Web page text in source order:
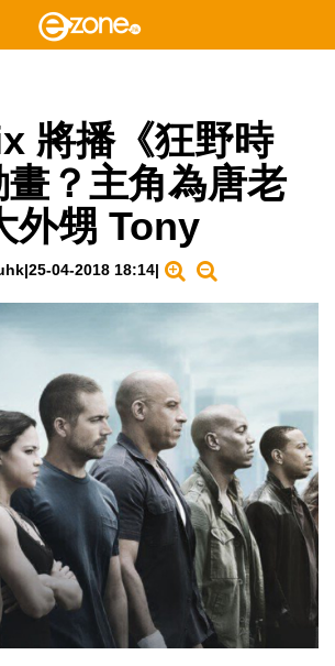
將播《狂野時
？主角為唐老
外甥 Tony
|25-04-2018 18:14|